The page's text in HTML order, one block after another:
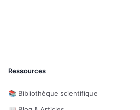
Ressources
📚 Bibliothèque scientifique